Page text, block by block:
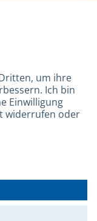
- Ein Service der
GmbH